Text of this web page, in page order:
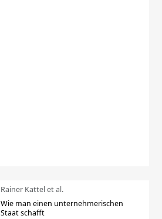
Rainer Kattel et al.
Wie man einen unternehmerischen
Staat schafft